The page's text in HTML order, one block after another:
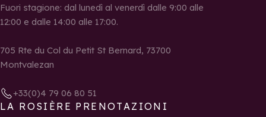
Fuori stagione: dal lunedì al venerdì dalle 9:00 alle
12:00 e dalle 14:00 alle 17:00.
705 Rte du Col du Petit St Bernard, 73700
Montvalezan
+33(0)4 79 06 80 51
LA ROSIÈRE PRENOTAZIONI